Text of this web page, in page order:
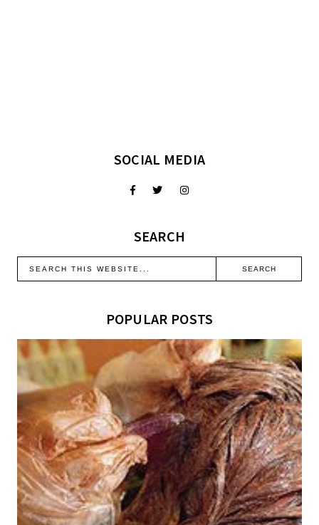
SOCIAL MEDIA
SEARCH
POPULAR POSTS